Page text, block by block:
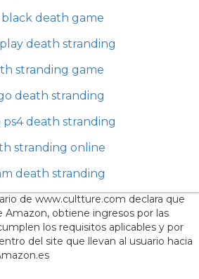
death game
death stranding
stranding game
death stranding
ps4 death stranding
stranding online
death stranding
de www.cultture.com declara que
Amazon, obtiene ingresos por las
los requisitos aplicables y por
del site que llevan al usuario hacia